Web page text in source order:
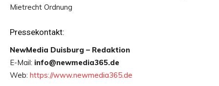
Mietrecht Ordnung
Pressekontakt:
NewMedia Duisburg – Redaktion
E-Mail: info@newmedia365.de
Web: https://www.newmedia365.de